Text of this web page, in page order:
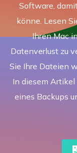
Software,
könne. Lesen
Ihren Mac
Datenverlust zu
Sie Ihre Dateien
In diesem Artikel
eines Backups